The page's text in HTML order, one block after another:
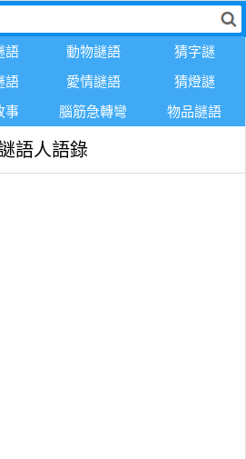
語 動物謎語
猜字謎
語 愛情謎語
猜燈謎
事 腦筋急轉彎 物品謎語
語人語錄